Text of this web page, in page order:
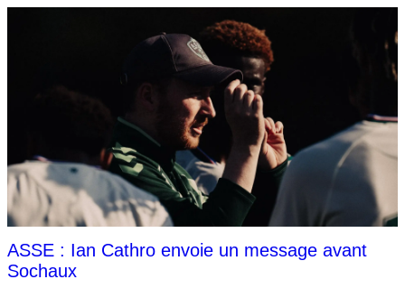
ASSE : Ian Cathro envoie un message avant
Sochaux